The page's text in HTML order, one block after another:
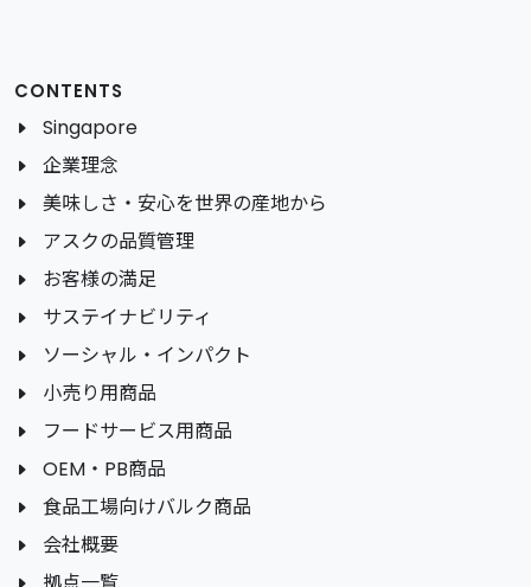
CONTENTS
Singapore
企業理念
美味しさ・安心を世界の産地から
アスクの品質管理
お客様の満足
サステイナビリティ
ソーシャル・インパクト
小売り用商品
フードサービス用商品
OEM・PB商品
食品工場向けバルク商品
会社概要